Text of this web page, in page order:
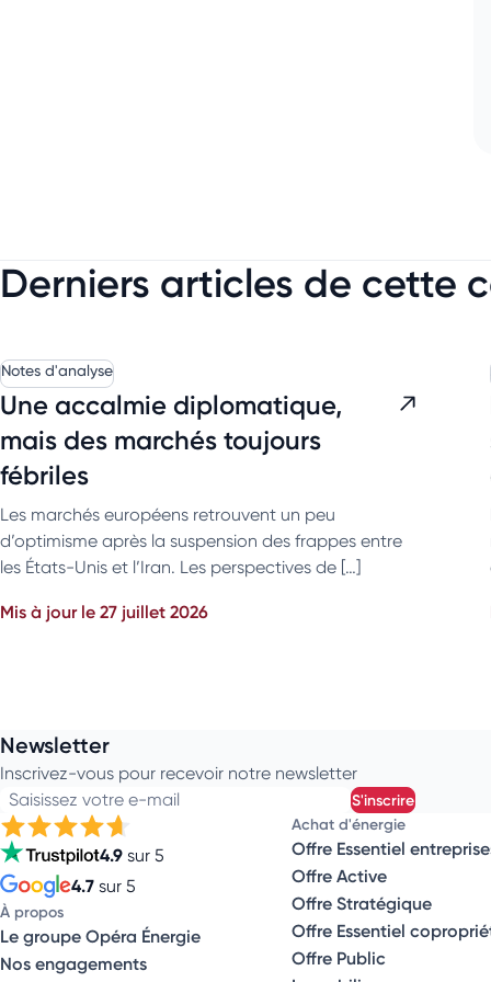
Derniers articles de cette
Notes d'analyse
Une accalmie diplomatique,
mais des marchés toujours
fébriles
Les marchés européens retrouvent un peu
d’optimisme après la suspension des frappes entre
les États-Unis et l’Iran. Les perspectives de […]
Mis à jour le 27 juillet 2026
Newsletter
Inscrivez-vous pour recevoir notre newsletter
Saisissez votre e-mail
s'inscrire
4.9 sur 5
4.7 sur 5
À propos
Le groupe Opéra Énergie
Nos engagements
Achat d'énergie
Offre Essentiel
Offre Active
Offre Stratégique
Offre Essentiel
Offre Public